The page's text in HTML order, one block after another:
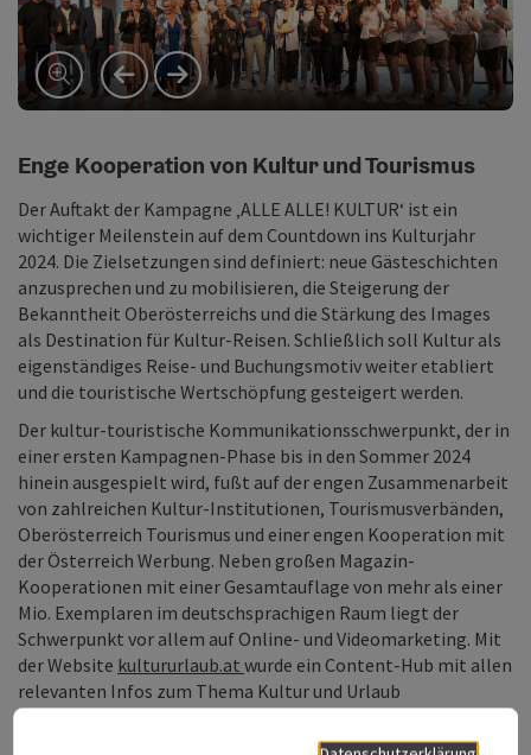
vorheriges Element
nächstes Element
Enge Kooperation von Kultur und Tourismus
Der Auftakt der Kampagne ‚ALLE ALLE! KULTUR‘ ist ein
wichtiger Meilenstein auf dem Countdown ins Kulturjahr
2024. Die Zielsetzungen sind definiert: neue Gästeschichten
anzusprechen und zu mobilisieren, die Steigerung der
Bekanntheit Oberösterreichs und die Stärkung des Images
als Destination für Kultur-Reisen. Schließlich soll Kultur als
eigenständiges Reise- und Buchungsmotiv weiter etabliert
und die touristische Wertschöpfung gesteigert werden.
Der kultur-touristische Kommunikationsschwerpunkt, der in
einer ersten Kampagnen-Phase bis in den Sommer 2024
hinein ausgespielt wird, fußt auf der engen Zusammenarbeit
von zahlreichen Kultur-Institutionen, Tourismusverbänden,
Oberösterreich Tourismus und einer engen Kooperation mit
der Österreich Werbung. Neben großen Magazin-
Kooperationen mit einer Gesamtauflage von mehr als einer
Mio. Exemplaren im deutschsprachigen Raum liegt der
Schwerpunkt vor allem auf Online- und Videomarketing. Mit
der Website kultururlaub.at wurde ein Content-Hub mit allen
relevanten Infos zum Thema Kultur und Urlaub
entwickelt. Zudem ist das Thema Kultur einer der drei
Kommunikationspfeiler der Bundesländer übergreifenden